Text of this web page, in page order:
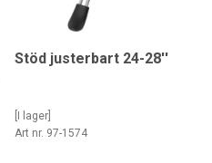
Stöd justerbart 24-28''
[I lager]
Art nr. 97-1574